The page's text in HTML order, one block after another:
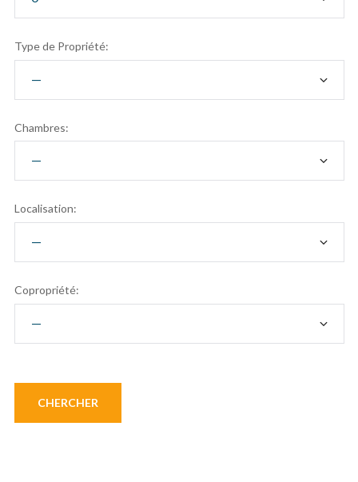
Type de Propriété:
Chambres:
Localisation:
Copropriété: